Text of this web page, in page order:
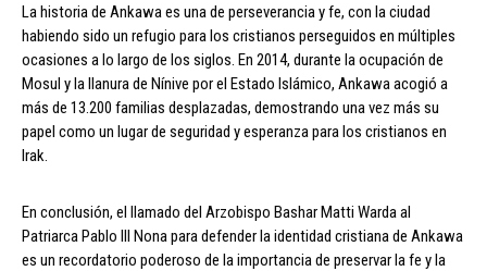
La historia de Ankawa es una de perseverancia y fe, con la ciudad
habiendo sido un refugio para los cristianos perseguidos en múltiples
ocasiones a lo largo de los siglos. En 2014, durante la ocupación de
Mosul y la llanura de Nínive por el Estado Islámico, Ankawa acogió a
más de 13.200 familias desplazadas, demostrando una vez más su
papel como un lugar de seguridad y esperanza para los cristianos en
Irak.
En conclusión, el llamado del Arzobispo Bashar Matti Warda al
Patriarca Pablo III Nona para defender la identidad cristiana de Ankawa
es un recordatorio poderoso de la importancia de preservar la fe y la